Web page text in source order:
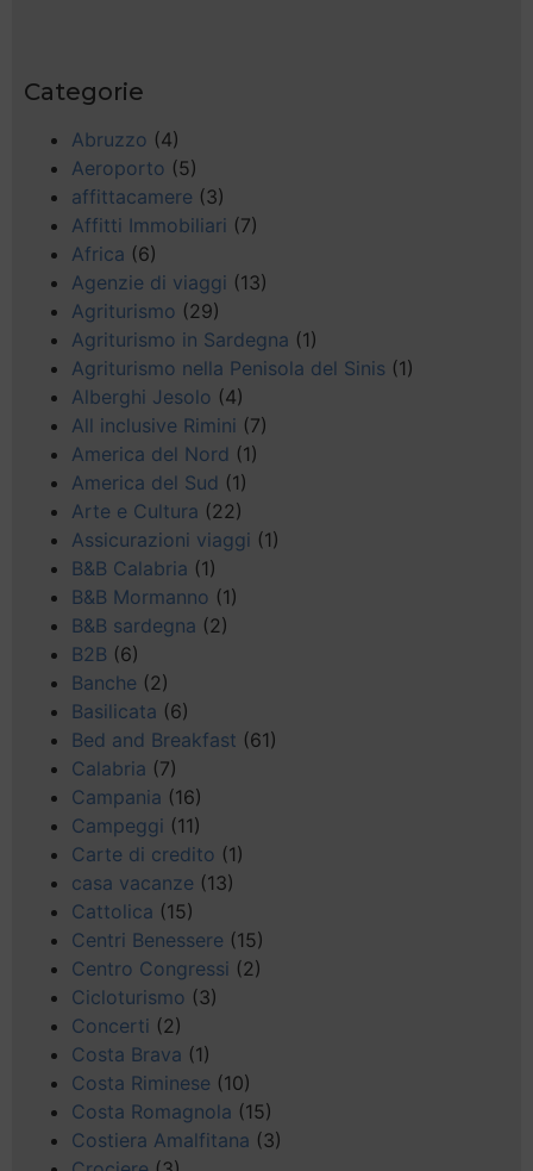
Categorie
Abruzzo (4)
Aeroporto (5)
affittacamere (3)
Affitti Immobiliari (7)
Africa (6)
Agenzie di viaggi (13)
Agriturismo (29)
Agriturismo in Sardegna (1)
Agriturismo nella Penisola del Sinis (1)
Alberghi Jesolo (4)
All inclusive Rimini (7)
America del Nord (1)
America del Sud (1)
Arte e Cultura (22)
Assicurazioni viaggi (1)
B&B Calabria (1)
B&B Mormanno (1)
B&B sardegna (2)
B2B (6)
Banche (2)
Basilicata (6)
Bed and Breakfast (61)
Calabria (7)
Campania (16)
Campeggi (11)
Carte di credito (1)
casa vacanze (13)
Cattolica (15)
Centri Benessere (15)
Centro Congressi (2)
Cicloturismo (3)
Concerti (2)
Costa Brava (1)
Costa Riminese (10)
Costa Romagnola (15)
Costiera Amalfitana (3)